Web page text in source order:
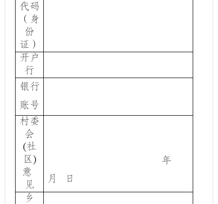
代码
（身
份
证）
开户
行
银行
账号
村委
会
(社
区)
意
见
年
月
日
乡